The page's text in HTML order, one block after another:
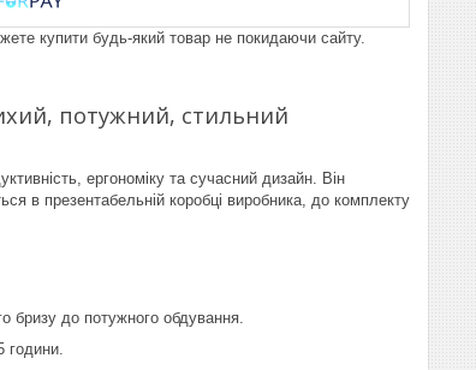
купити будь-який товар не покидаючи сайту.
потужний, стильний
ергономіку та сучасний дизайн. Він
в презентабельній коробці виробника, до комплекту
бризу до потужного обдування.